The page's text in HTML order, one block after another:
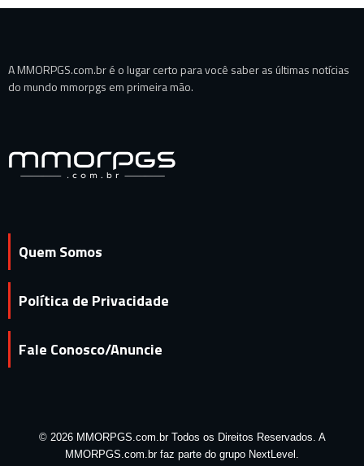
A MMORPGS.com.br é o lugar certo para você saber as últimas notícias
do mundo mmorpgs em primeira mão.
Quem Somos
Política de Privacidade
Fale Conosco/Anuncie
© 2026 MMORPGS.com.br Todos os Direitos Reservados. A
MMORPGS.com.br faz parte do grupo NextLevel.